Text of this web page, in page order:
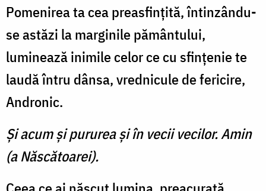
Pomenirea ta cea preasfinţită, întinzându-
se astăzi la marginile pământului,
luminează inimile celor ce cu sfinţenie te
laudă întru dânsa, vrednicule de fericire,
Andronic.
Şi acum şi pururea şi în vecii vecilor. Amin
(a Născătoarei).